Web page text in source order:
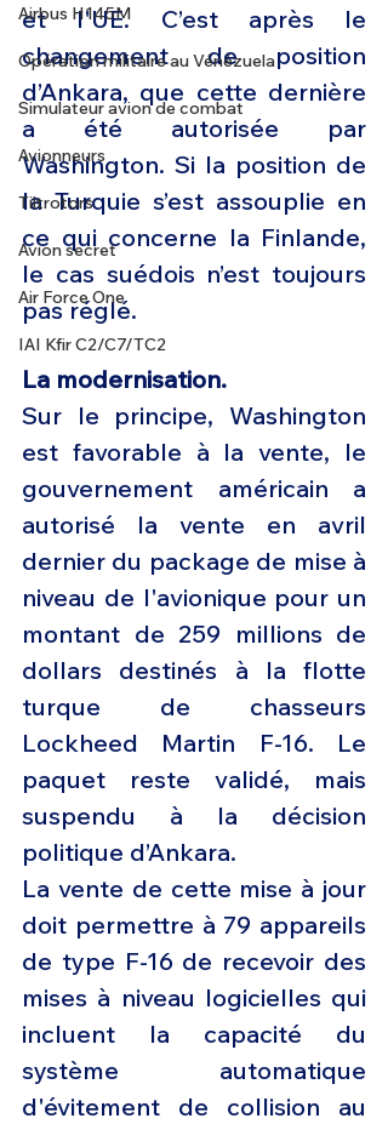
Airbus H145M
Opération militaire au Vénézuela
Simulateur avion de combat
Avionneurs
Tiltrotors
Avion secret
Air Force One
IAI Kfir C2/C7/TC2
et l'UE. C’est après le
changement de position
d’Ankara, que cette dernière
a été autorisée par
Washington. Si la position de
la Turquie s’est assouplie en
ce qui concerne la Finlande,
le cas suédois n’est toujours
pas réglé.
La modernisation.
Sur le principe, Washington
est favorable à la vente, le
gouvernement américain a
autorisé la vente en avril
dernier du package de mise à
niveau de l'avionique pour un
montant de 259 millions de
dollars destinés à la flotte
turque de chasseurs
Lockheed Martin F-16. Le
paquet reste validé, mais
suspendu à la décision
politique d’Ankara.
La vente de cette mise à jour
doit permettre à 79 appareils
de type F-16 de recevoir des
mises à niveau logicielles qui
incluent la capacité du
système automatique
d'évitement de collision au